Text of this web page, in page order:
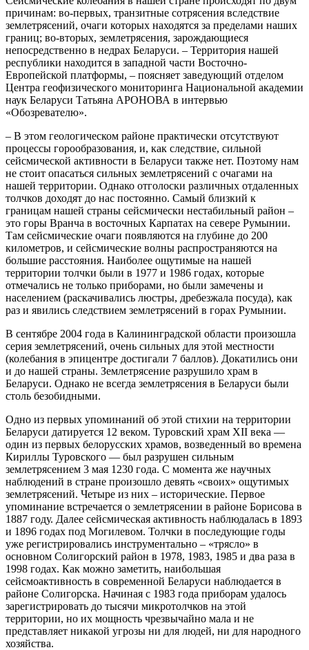
причинам: во-первых, транзитные сотрясения вследствие
землетрясений, очаги которых находятся за пределами наших
границ; во-вторых, землетрясения, зарождающиеся
непосредственно в недрах Беларуси. – Территория нашей
республики находится в западной части Восточно-
Европейской платформы, – поясняет заведующий отделом
Центра геофизического мониторинга Национальной академии
наук Беларуси Татьяна АРОНОВА в интервью
«Обозревателю».
– В этом геологическом районе практически отсутствуют
процессы горообразования, и, как следствие, сильной
сейсмической активности в Беларуси также нет. Поэтому нам
не стоит опасаться сильных землетрясений с очагами на
нашей территории. Однако отголоски различных отдаленных
толчков доходят до нас постоянно. Самый близкий к
границам нашей страны сейсмически нестабильный район –
это горы Вранча в восточных Карпатах на севере Румынии.
Там сейсмические очаги появляются на глубине до 200
километров, и сейсмические волны распространяются на
большие расстояния. Наиболее ощутимые на нашей
территории толчки были в 1977 и 1986 годах, которые
отмечались не только приборами, но были замечены и
населением (раскачивались люстры, дребезжала посуда), как
раз и явились следствием землетрясений в горах Румынии.
В сентябре 2004 года в Калининградской области произошла
серия землетрясений, очень сильных для этой местности
(колебания в эпицентре достигали 7 баллов). Докатились они
и до нашей страны. Землетрясение разрушило храм в
Беларуси. Однако не всегда землетрясения в Беларуси были
столь безобидными.
Одно из первых упоминаний об этой стихии на территории
Беларуси датируется 12 веком. Туровский храм XII века —
один из первых белорусских храмов, возведенный во времена
Кириллы Туровского — был разрушен сильным
землетрясением 3 мая 1230 года. С момента же научных
наблюдений в стране произошло девять «своих» ощутимых
землетрясений. Четыре из них – исторические. Первое
упоминание встречается о землетрясении в районе Борисова в
1887 году. Далее сейсмическая активность наблюдалась в 1893
и 1896 годах под Могилевом. Толчки в последующие годы
уже регистрировались инструментально – «трясло» в
основном Солигорский район в 1978, 1983, 1985 и два раза в
1998 годах. Как можно заметить, наибольшая
сейсмоактивность в современной Беларуси наблюдается в
районе Солигорска. Начиная с 1983 года приборам удалось
зарегистрировать до тысячи микротолчков на этой
территории, но их мощность чрезвычайно мала и не
представляет никакой угрозы ни для людей, ни для народного
хозяйства.